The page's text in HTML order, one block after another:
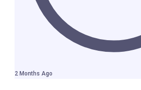
2 Months Ago